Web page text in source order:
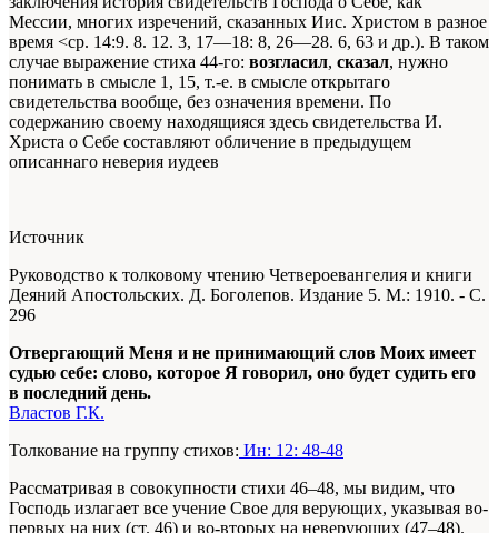
Мессии, многих изречений, сказанных Иис. Христом в разное
время <ср. 14:9. 8. 12. 3, 17—18: 8, 26—28. 6, 63 и др.). В таком
случае выражение стиха 44-го: возгласил, сказал, нужно
понимать в смысле 1, 15, т.-е. в смысле открытаго
свидетельства вообще, без означения времени. По
содержанию своему находящияся здесь свидетельства И.
Христа о Себе составляют обличение в предыдущем
описаннаго неверия иудеев
Источник
Руководство к толковому чтению Четвероевангелия и книги
Деяний Апостольских. Д. Боголепов. Издание 5. М.: 1910. - С.
296
Отвергающий Меня и не принимающий слов Моих имеет
судью себе: слово, которое Я говорил, оно будет судить его
в последний день.
Властов Г.К.
Толкование на группу стихов: Ин: 12: 48-48
Рассматривая в совокупности стихи 46–48, мы видим, что
Господь излагает все учение Свое для верующих, указывая во-
первых на них (ст. 46) и во-вторых на неверующих (47–48).